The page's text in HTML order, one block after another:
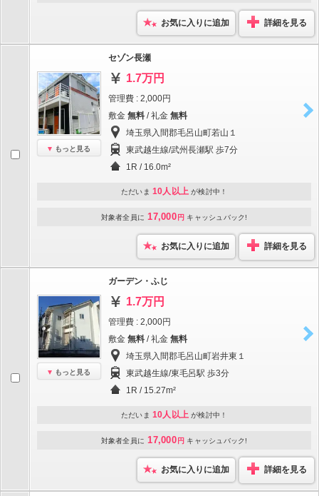
お気に入りに追加 詳細を見る
もっと見る
セゾン長瀬
1.7万円
管理費 : 2,000円
敷金 無料 / 礼金 無料
埼玉県入間郡毛呂山町若山１
東武越生線/武州長瀬駅 歩7分
1R / 16.0m²
ただいま 10人以上 が検討中！
対象者全員に 17,000 円 キャッシュバック!
お気に入りに追加 詳細を見る
もっと見る
ガーデン・ふじ
1.7万円
管理費 : 2,000円
敷金 無料 / 礼金 無料
埼玉県入間郡毛呂山町岩井東１
東武越生線/東毛呂駅 歩3分
1R / 15.27m²
ただいま 10人以上 が検討中！
対象者全員に 17,000 円 キャッシュバック!
お気に入りに追加 詳細を見る